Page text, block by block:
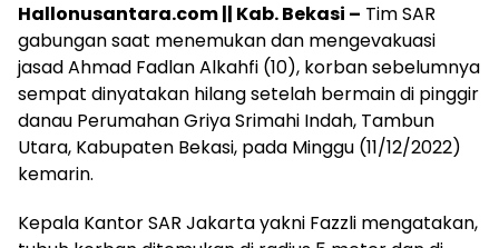
Hallonusantara.com|| Kab. Bekasi – Tim SAR
gabungan saat menemukan dan mengevakuasi
jasad Ahmad Fadlan Alkahfi (10), korban sebelumnya
sempat dinyatakan hilang setelah bermain di pinggir
danau Perumahan Griya Srimahi Indah, Tambun
Utara, Kabupaten Bekasi, pada Minggu (11/12/2022)
kemarin.
Kepala Kantor SAR Jakarta yakni Fazzli mengatakan,